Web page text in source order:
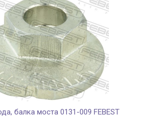
балка моста 0131-009 FEBEST